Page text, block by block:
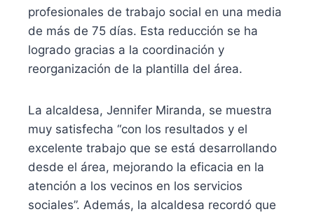
profesionales de trabajo social en una media
de más de 75 días. Esta reducción se ha
logrado gracias a la coordinación y
reorganización de la plantilla del área.
La alcaldesa, Jennifer Miranda, se muestra
muy satisfecha “con los resultados y el
excelente trabajo que se está desarrollando
desde el área, mejorando la eficacia en la
atención a los vecinos en los servicios
sociales”. Además, la alcaldesa recordó que